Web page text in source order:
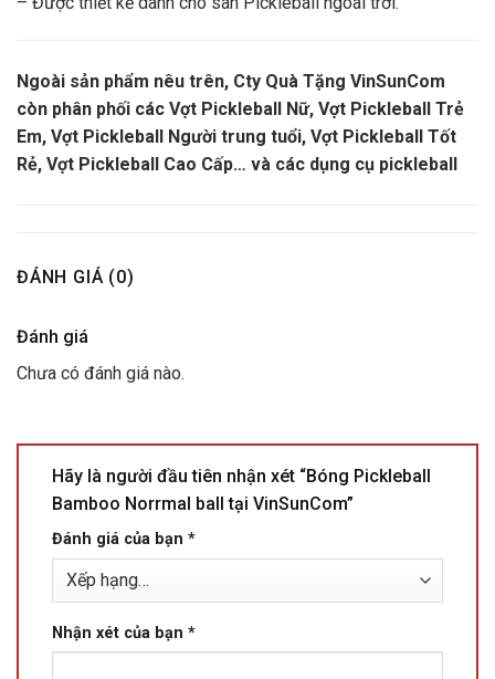
Ngoài sản phẩm nêu trên, Cty Quà Tặng VinSunCom
còn phân phối các Vợt Pickleball Nữ, Vợt Pickleball Trẻ
Em, Vợt Pickleball Người trung tuổi, Vợt Pickleball Tốt
Rẻ, Vợt Pickleball Cao Cấp… và các dụng cụ pickleball
ĐÁNH GIÁ (0)
Đánh giá
Chưa có đánh giá nào.
Hãy là người đầu tiên nhận xét “Bóng Pickleball
Bamboo Norrmal ball tại VinSunCom”
Đánh giá của bạn *
Nhận xét của bạn *